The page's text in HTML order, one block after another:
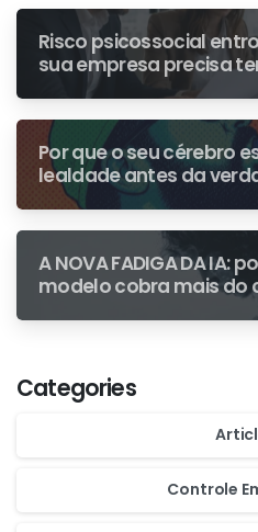
Risco psicossocial
sua empresa precisa
primeira fiscalização
Por que o seu cérebro
lealdade antes da
A NOVA FADIGA DA IA:
modelo cobra mais do
Categories
Controle